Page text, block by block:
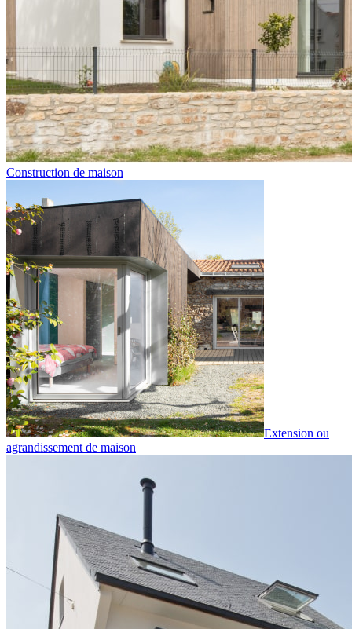
Construction de maison
Extension ou
agrandissement de maison